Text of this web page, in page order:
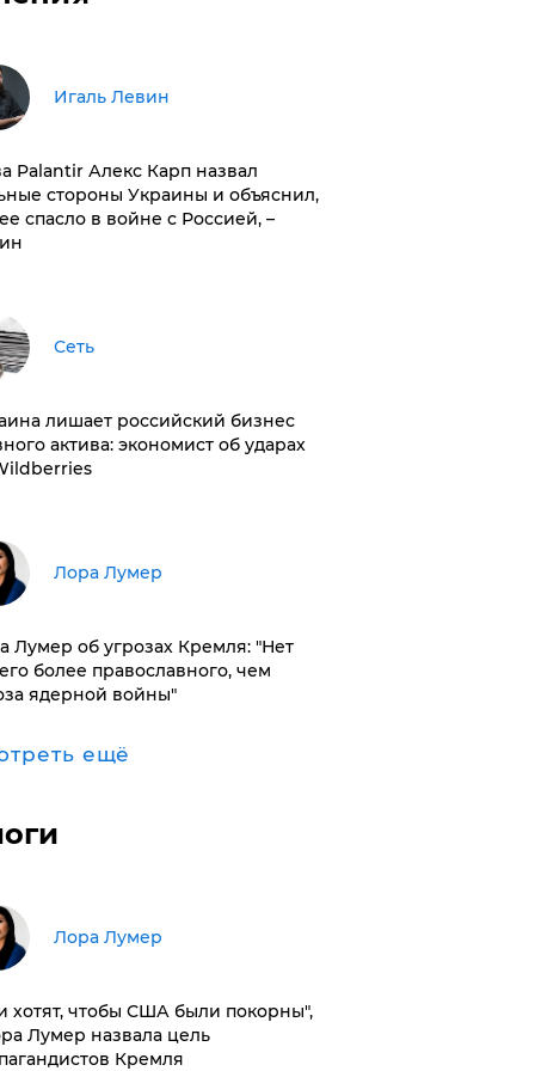
Игаль Левин
Palantir Алекс Карп назвал
стороны Украины и объяснил,
спасло в войне с Россией, –
Сеть
лишает российский бизнес
актива: экономист об ударах
​Лора Лумер
Лумер об угрозах Кремля: "Нет
более православного, чем
ядерной войны"
ещё
​Лора Лумер
хотят, чтобы США были покорны",
Лумер назвала цель
Кремля